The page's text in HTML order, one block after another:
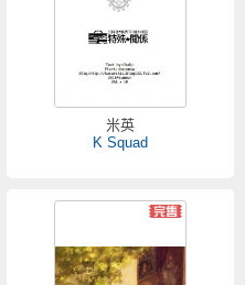
米英
K Squad